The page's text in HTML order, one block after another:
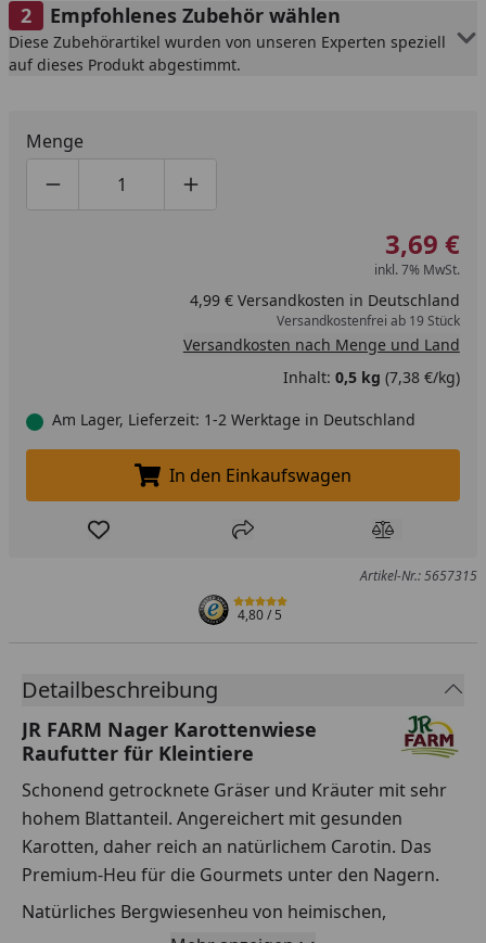
Empfohlenes Zubehör wählen
Diese Zubehörartikel wurden von unseren Experten speziell
auf dieses Produkt abgestimmt.
Menge
Produktmenge um eins verringern
Produktmenge manuell eingeben
Produktmenge um eins erhöhen
3,69 €
inkl. 7% MwSt.
4,99 € Versandkosten in Deutschland
Versandkostenfrei ab 19 Stück
Versandkosten nach Menge und Land
Inhalt: 0,5 kg (7,38 €/kg)
Am Lager, Lieferzeit: 1-2 Werktage in Deutschland
In den Einkaufswagen legen
In den Einkaufswagen
Produkt zur Wunschliste hinzufügen
Teilen Produkt
Artikel-Nr.: 5657315
4,80/ 5
Detailbeschreibung
JR FARM Nager Karottenwiese
Raufutter für Kleintiere
Schonend getrocknete Gräser und Kräuter mit sehr
hohem Blattanteil. Angereichert mit gesunden
Karotten, daher reich an natürlichem Carotin. Das
Premium-Heu für die Gourmets unter den Nagern.
Natürliches Bergwiesenheu von heimischen,